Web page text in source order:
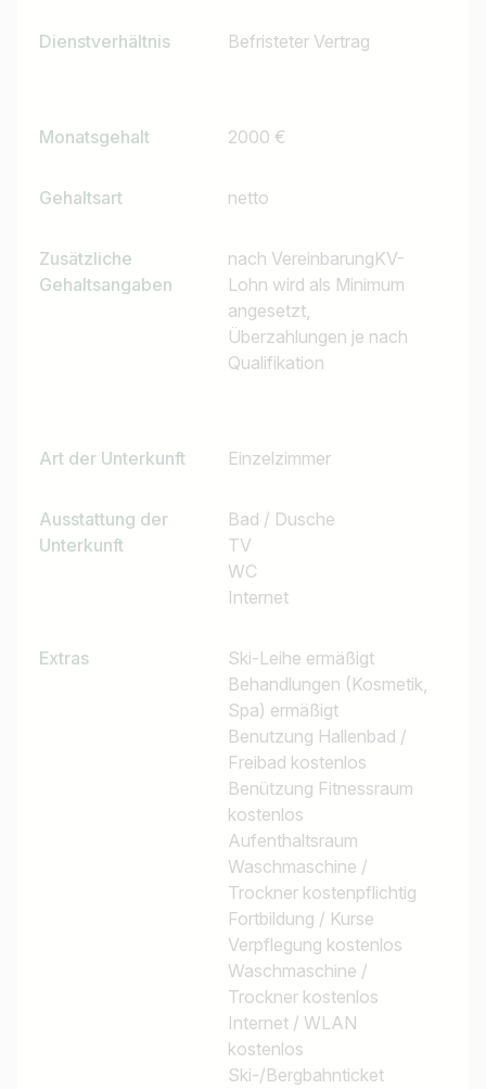
Dienstverhältnis Befristeter Vertrag
Monatsgehalt 2000 €
Gehaltsart netto
Zusätzliche
Gehaltsangaben
nach VereinbarungKV-
Lohn wird als Minimum
angesetzt,
Überzahlungen je nach
Qualifikation
Art der Unterkunft Einzelzimmer
Ausstattung der
Unterkunft
Bad / Dusche
TV
WC
Internet
Extras
Ski-Leihe ermäßigt
Behandlungen (Kosmetik,
Spa) ermäßigt
Benutzung Hallenbad /
Freibad kostenlos
Benützung Fitnessraum
kostenlos
Aufenthaltsraum
Waschmaschine /
Trockner kostenpflichtig
Fortbildung / Kurse
Verpflegung kostenlos
Waschmaschine /
Trockner kostenlos
Internet / WLAN
kostenlos
Ski-/Bergbahnticket
Jobs finden